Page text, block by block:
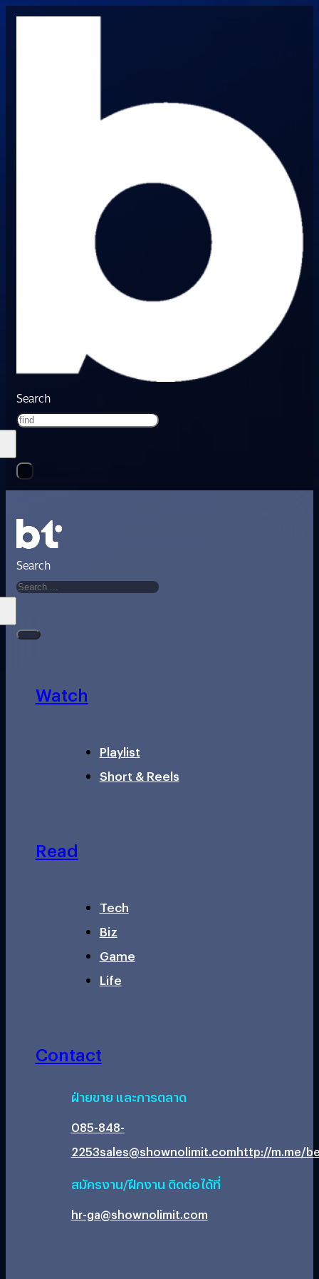
Search
Search
Watch
Playlist
Short & Reels
Read
Tech
Biz
Game
Life
Contact
ฝ่ายขาย และการตลาด
085-848-
2253sales@shownolimit.comhttp://m.me/
สมัครงาน/ฝึกงาน ติดต่อได้ที่
hr-ga@shownolimit.com